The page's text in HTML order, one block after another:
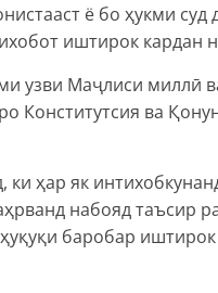
ё бо ҳукми
иштирок кардан
узви Маҷлиси миллӣ
ва
ҳар як
набояд таъсир
баробар